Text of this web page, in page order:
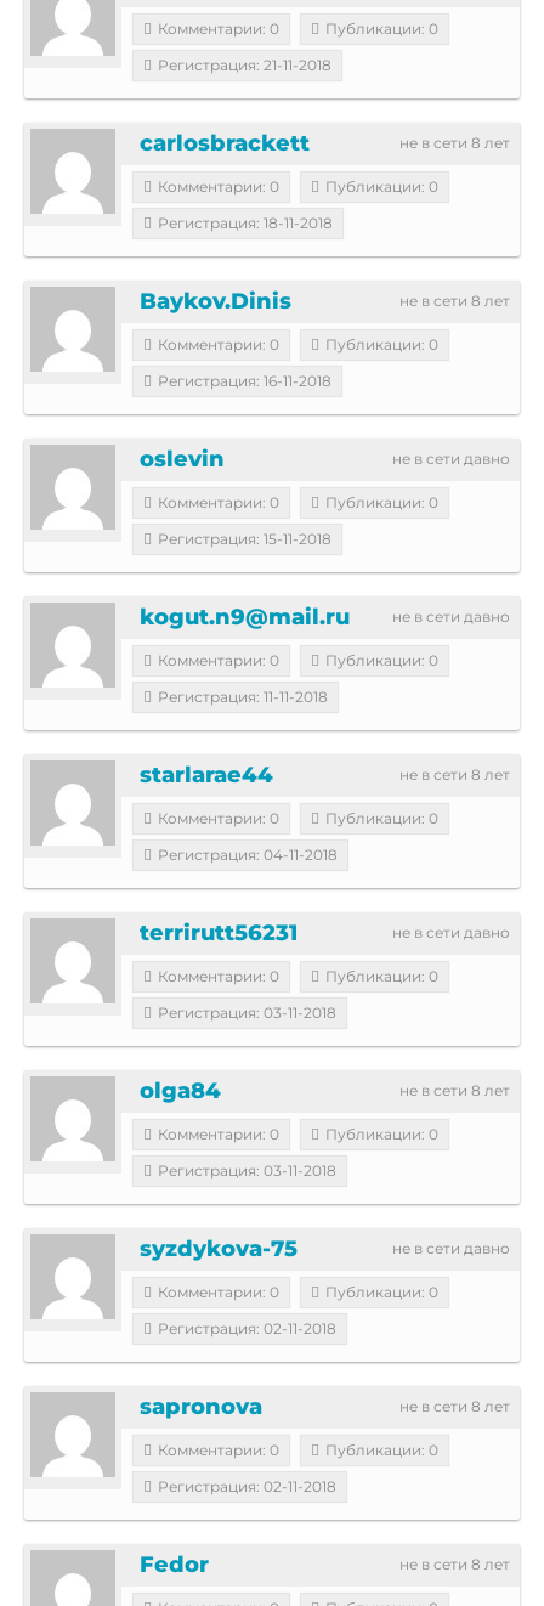
Комментарии: 0
Публикации: 0
Регистрация: 21-11-2018
не в сети 8 лет
carlosbrackett
Комментарии: 0
Публикации: 0
Регистрация: 18-11-2018
не в сети 8 лет
Baykov.Dinis
Комментарии: 0
Публикации: 0
Регистрация: 16-11-2018
не в сети давно
oslevin
Комментарии: 0
Публикации: 0
Регистрация: 15-11-2018
не в сети давно
kogut.n9@mail.ru
Комментарии: 0
Публикации: 0
Регистрация: 11-11-2018
не в сети 8 лет
starlarae44
Комментарии: 0
Публикации: 0
Регистрация: 04-11-2018
не в сети давно
terrirutt56231
Комментарии: 0
Публикации: 0
Регистрация: 03-11-2018
не в сети 8 лет
olga84
Комментарии: 0
Публикации: 0
Регистрация: 03-11-2018
не в сети давно
syzdykova-75
Комментарии: 0
Публикации: 0
Регистрация: 02-11-2018
не в сети 8 лет
sapronova
Комментарии: 0
Публикации: 0
Регистрация: 02-11-2018
не в сети 8 лет
Fedor